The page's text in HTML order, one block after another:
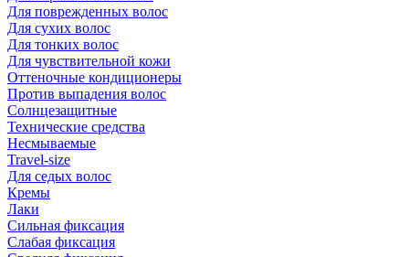
Для поврежденных волос
Для сухих волос
Для тонких волос
Для чувствительной кожи
Оттеночные кондиционеры
Против выпадения волос
Солнцезащитные
Технические средства
Несмываемые
Travel-size
Для седых волос
Кремы
Лаки
Сильная фиксация
Слабая фиксация